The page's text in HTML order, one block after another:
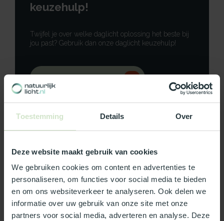
Toestemming Details Over
Deze website maakt gebruik van cookies
We gebruiken cookies om content en advertenties te
personaliseren, om functies voor social media te bieden
en om ons websiteverkeer te analyseren. Ook delen we
informatie over uw gebruik van onze site met onze
partners voor social media, adverteren en analyse. Deze
keuzehulp!
Twijfel je over welke daglicht oplossing het beste bij
jou past? Gebruik dan onze daglicht keuzehulp!
Neem contact op
Productomschrijving
Specificaties
Reviews